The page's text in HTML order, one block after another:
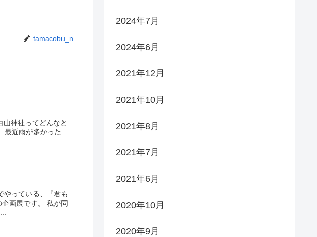
tamacobu_n
神社ってどんなと
最近雨が多かった
やっている、『君も
画展です。 私が同
2024年7月
2024年6月
2021年12月
2021年10月
2021年8月
2021年7月
2021年6月
2020年10月
2020年9月